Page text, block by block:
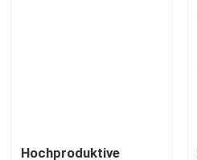
VR SHOW
Hochproduktive